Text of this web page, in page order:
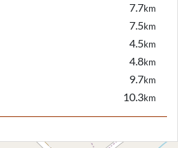
7.7km
7.5km
4.5km
4.8km
9.7km
10.3km